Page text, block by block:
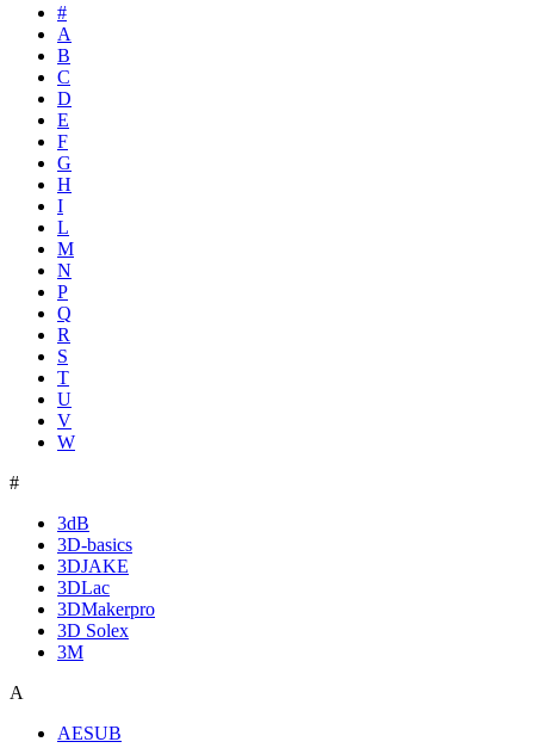
#
A
B
C
D
E
F
G
H
I
L
M
N
P
Q
R
S
T
U
V
W
#
3dB
3D-basics
3DJAKE
3DLac
3DMakerpro
3D Solex
3M
A
AESUB